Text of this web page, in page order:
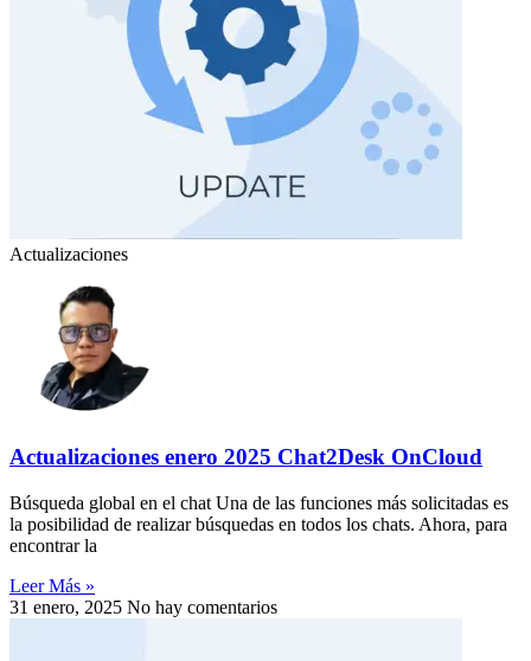
Actualizaciones
Actualizaciones enero 2025 Chat2Desk OnCloud
Búsqueda global en el chat Una de las funciones más solicitadas es
la posibilidad de realizar búsquedas en todos los chats. Ahora, para
encontrar la
Leer Más »
31 enero, 2025 No hay comentarios